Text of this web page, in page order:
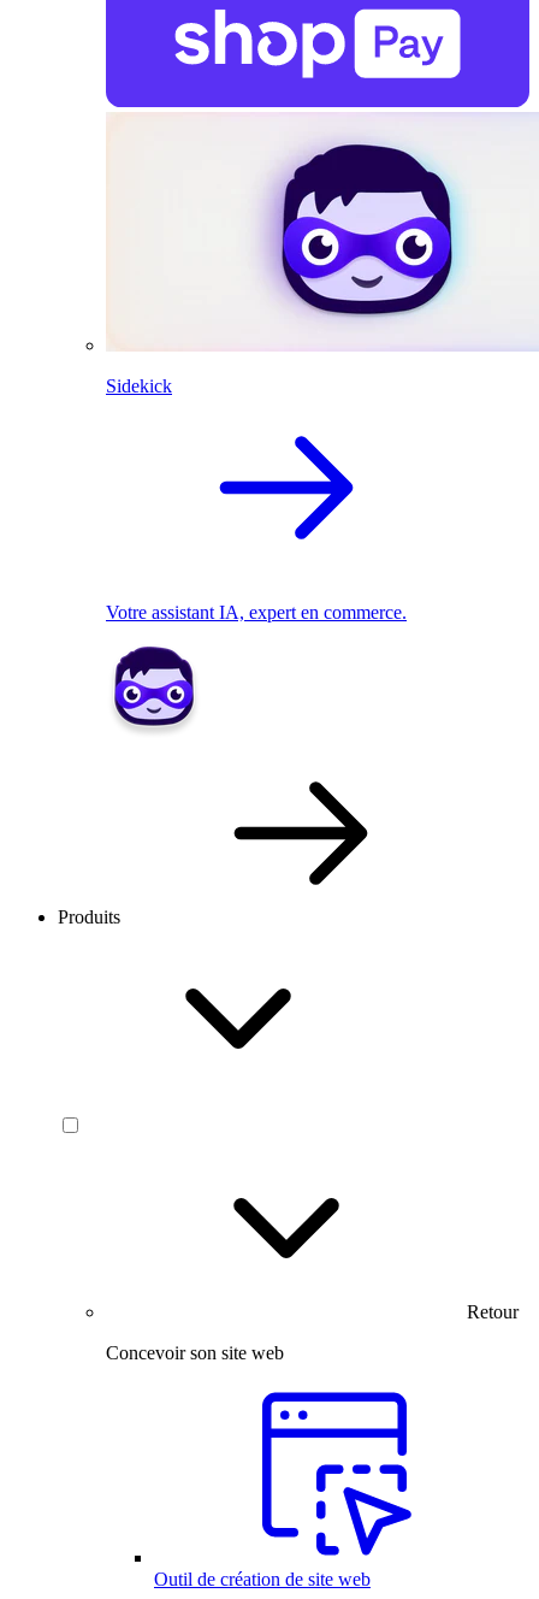
Sidekick
Votre assistant IA, expert en commerce.
Produits
Retour
Concevoir son site web
Outil de création de site web